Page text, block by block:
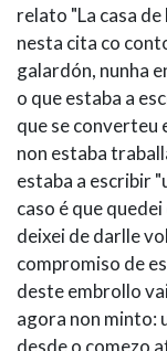
relato "La casa
nesta cita co
galardón, nunha
o que estaba a
que se converteu
non estaba
estaba a escribir
caso é que
deixei de darlle
compromiso de
deste embrollo
agora non minto:
desde o comezo